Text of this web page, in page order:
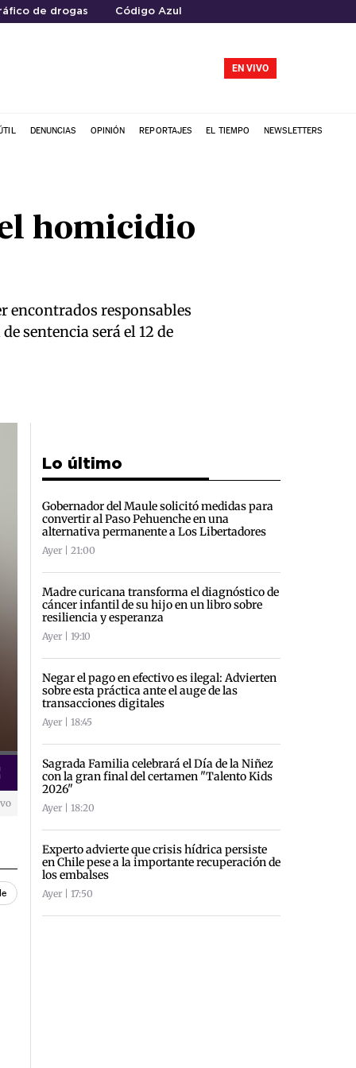
de drogas Código Azul
EN VIVO
DENUNCIAS OPINIÓN REPORTAJES EL TIEMPO NEWSLETTERS
homicidio
encontrados responsables
sentencia será el 12 de
Lo último
Gobernador del Maule solicitó medidas para
convertir al Paso Pehuenche en una
alternativa permanente a Los Libertadores
Ayer | 21:00
Madre curicana transforma el diagnóstico de
cáncer infantil de su hijo en un libro sobre
resiliencia y esperanza
Ayer | 19:10
Negar el pago en efectivo es ilegal: Advierten
sobre esta práctica ante el auge de las
transacciones digitales
Ayer | 18:45
Sagrada Familia celebrará el Día de la Niñez
con la gran final del certamen "Talento Kids
2026"
Ayer | 18:20
Experto advierte que crisis hídrica persiste
en Chile pese a la importante recuperación de
los embalses
Ayer | 17:50